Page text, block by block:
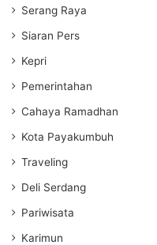
Serang Raya
Siaran Pers
Kepri
Pemerintahan
Cahaya Ramadhan
Kota Payakumbuh
Traveling
Deli Serdang
Pariwisata
Karimun